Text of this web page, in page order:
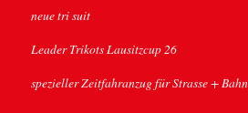
neue tri suit
Leader Trikots Lausitzcup 26
spezieller Zeitfahranzug für Strasse + Bahn